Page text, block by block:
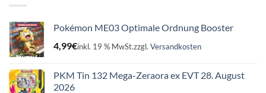
Pokémon ME03 Optimale Ordnung Booster
4,99€inkl. 19 % MwSt.zzgl. Versandkosten
PKM Tin 132 Mega-Zeraora ex EVT 28. August
2026